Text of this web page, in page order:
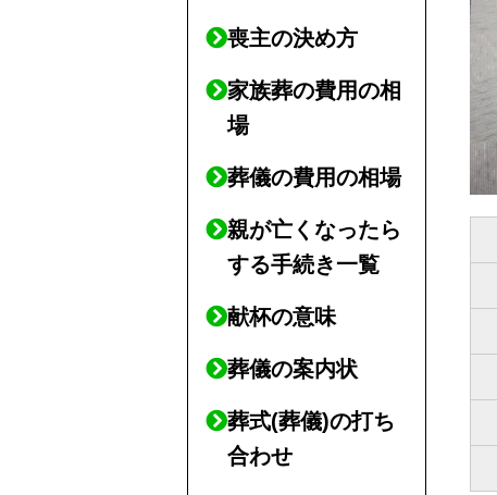
喪主の決め方
家族葬の費用の相
場
葬儀の費用の相場
親が亡くなったら
する手続き一覧
献杯の意味
葬儀の案内状
葬式(葬儀)の打ち
合わせ